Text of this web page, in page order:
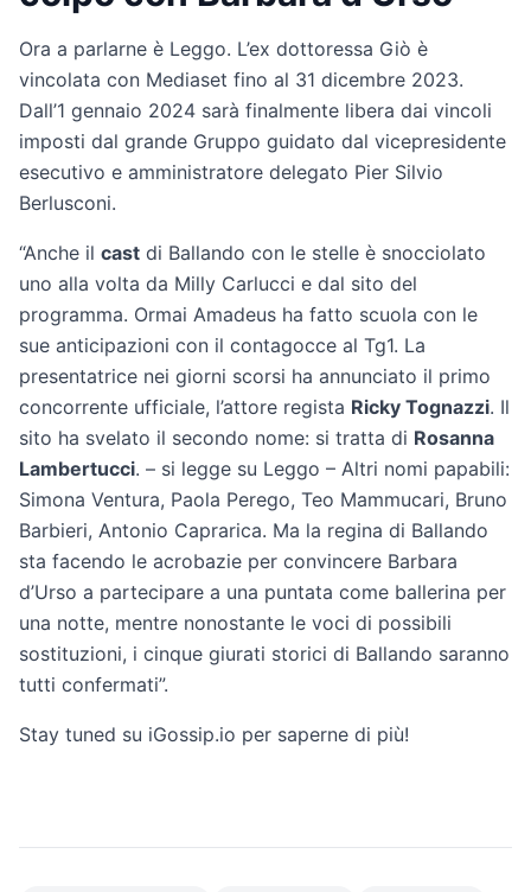
Ora a parlarne è Leggo. L’ex dottoressa Giò è
vincolata con Mediaset fino al 31 dicembre 2023.
Dall’1 gennaio 2024 sarà finalmente libera dai vincoli
imposti dal grande Gruppo guidato dal vicepresidente
esecutivo e amministratore delegato Pier Silvio
Berlusconi.
“Anche il cast di Ballando con le stelle è snocciolato
uno alla volta da Milly Carlucci e dal sito del
programma. Ormai Amadeus ha fatto scuola con le
sue anticipazioni con il contagocce al Tg1. La
presentatrice nei giorni scorsi ha annunciato il primo
concorrente ufficiale, l’attore regista Ricky Tognazzi. Il
sito ha svelato il secondo nome: si tratta di Rosanna
Lambertucci. – si legge su Leggo – Altri nomi papabili:
Simona Ventura, Paola Perego, Teo Mammucari, Bruno
Barbieri, Antonio Caprarica. Ma la regina di Ballando
sta facendo le acrobazie per convincere Barbara
d’Urso a partecipare a una puntata come ballerina per
una notte, mentre nonostante le voci di possibili
sostituzioni, i cinque giurati storici di Ballando saranno
tutti confermati”.
Stay tuned su iGossip.io per saperne di più!